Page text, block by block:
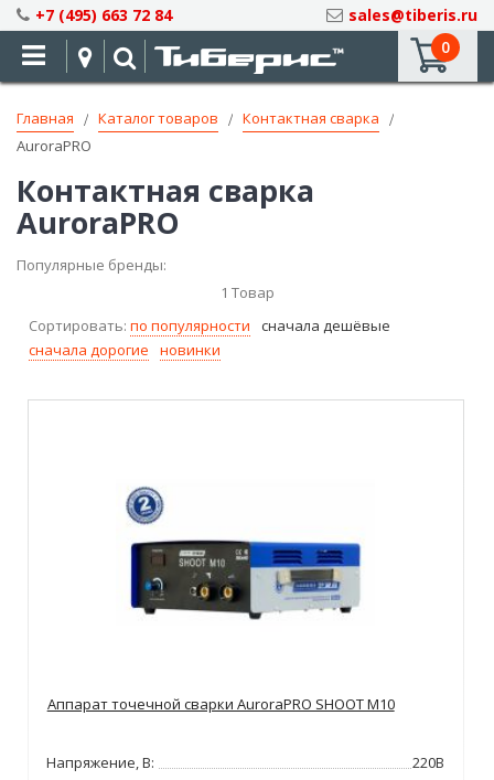
Skip
to
Content
+7 (495) 663 72 84
sales@tiberis.ru
0
Главная Каталог товаров
Контактная сварка
AuroraPRO
Контактная сварка
AuroraPRO
Популярные бренды:
1 Товар
Сортировать: по популярности
сначала дешёвые
сначала дорогие
новинки
Аппарат точечной сварки AuroraPRO SHOOT M10
Напряжение, В: 220В